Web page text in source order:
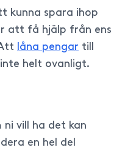
kunna spara ihop
att få hjälp från ens
låna pengar till
helt ovanligt.
vill ha det kan
en hel del